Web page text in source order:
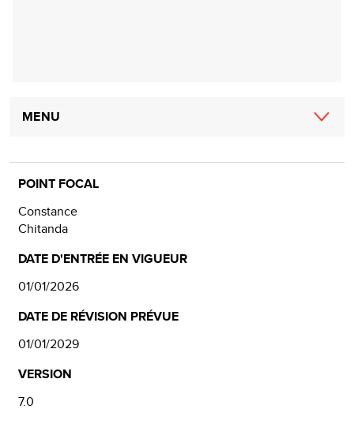
Main
MENU
POINT FOCAL
Constance
Chitanda
DATE D'ENTRÉE EN VIGUEUR
01/01/2026
DATE DE RÉVISION PRÉVUE
01/01/2029
VERSION
7.0